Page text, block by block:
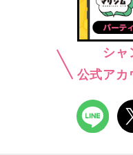
シャ
公式アカ